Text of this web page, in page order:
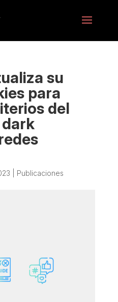
su
para
del
dark
Publicaciones